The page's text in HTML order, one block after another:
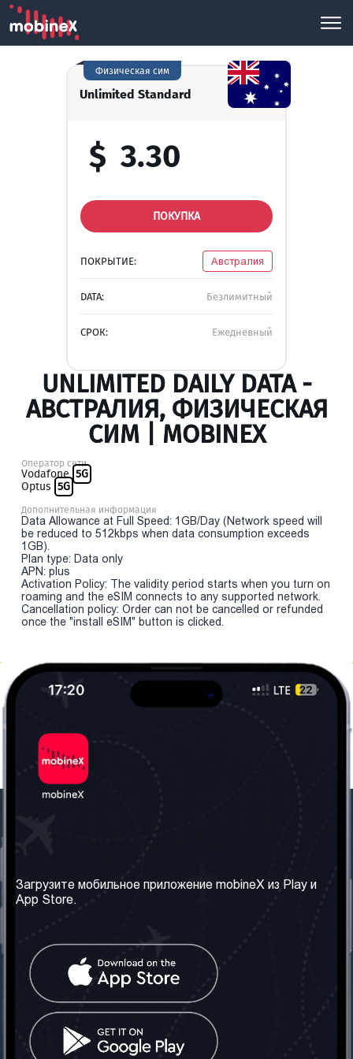
Unlimited Standard
Физическая сим
$ 3.30
ПОКУПКА
ПОКРЫТИЕ: Австралия
DATA: Безлимитный
СРОК: Ежедневный
UNLIMITED DAILY DATA -
АВСТРАЛИЯ, ФИЗИЧЕСКАЯ
СИМ | MOBINEX
Оператор сети
Vodafone 5G
Optus 5G
Дополнительная информация
Data Allowance at Full Speed: 1GB/Day (Network speed will
be reduced to 512kbps when data consumption exceeds
1GB).
Plan type: Data only
APN: plus
Activation Policy: The validity period starts when you turn on
roaming and the eSIM connects to any supported network.
Cancellation policy: Order can not be cancelled or refunded
once the "install eSIM" button is clicked.
Наши сервисы
Правила и Условия
Часто задаваемые
вопросы
Контакт
Грузия: Тбилиси
Социальные сети
Загрузите мобильное приложение mobineX из Play и
App Store.